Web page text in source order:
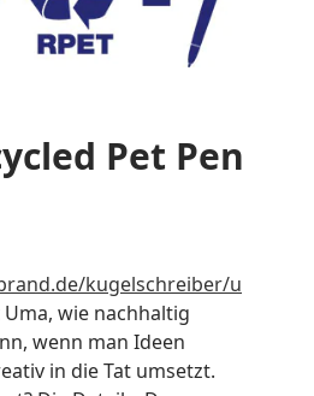
Pet Pen
kugelschreiber/u
wie nachhaltig
wenn man Ideen
in die Tat umsetzt.